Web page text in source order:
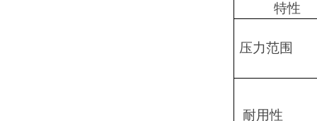
特性
压力范围
耐用性